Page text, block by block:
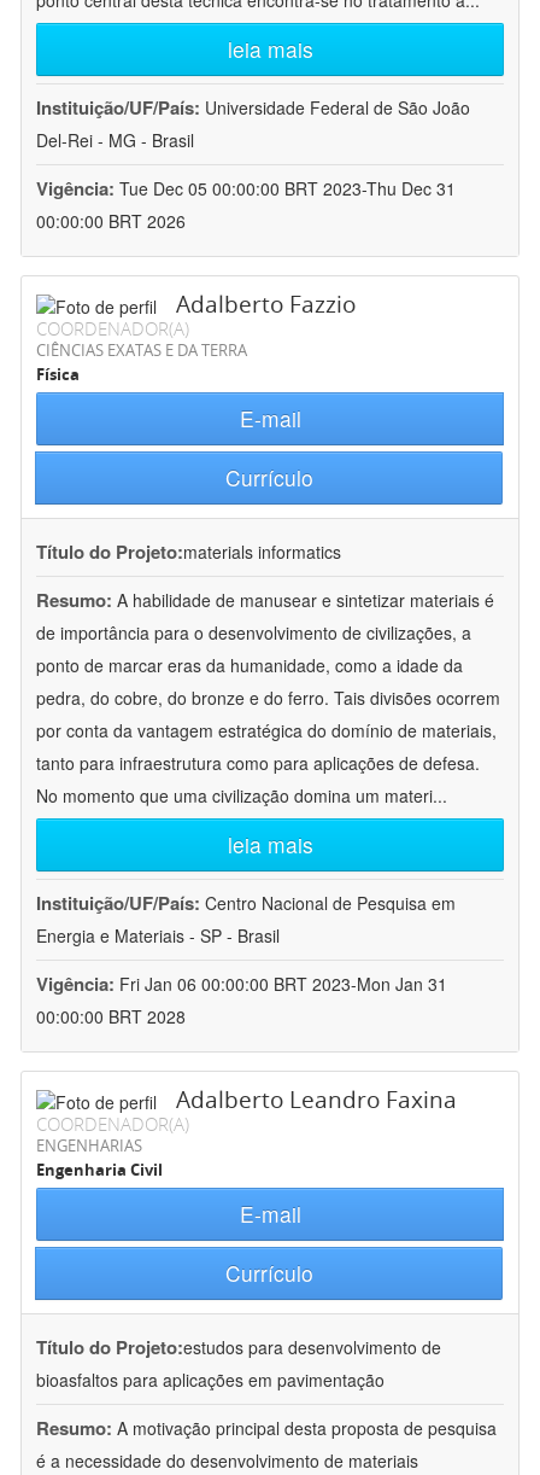
leia mais
Instituição/UF/País: Universidade Federal de São João
Del-Rei - MG - Brasil
Vigência: Tue Dec 05 00:00:00 BRT 2023-Thu Dec 31
00:00:00 BRT 2026
Adalberto Fazzio
COORDENADOR(A)
CIÊNCIAS EXATAS E DA TERRA
Física
E-mail
Currículo
Título do Projeto:materials informatics
Resumo: A habilidade de manusear e sintetizar materiais é
de importância para o desenvolvimento de civilizações, a
ponto de marcar eras da humanidade, como a idade da
pedra, do cobre, do bronze e do ferro. Tais divisões ocorrem
por conta da vantagem estratégica do domínio de materiais,
tanto para infraestrutura como para aplicações de defesa.
No momento que uma civilização domina um materi...
leia mais
Instituição/UF/País: Centro Nacional de Pesquisa em
Energia e Materiais - SP - Brasil
Vigência: Fri Jan 06 00:00:00 BRT 2023-Mon Jan 31
00:00:00 BRT 2028
Adalberto Leandro Faxina
COORDENADOR(A)
ENGENHARIAS
Engenharia Civil
E-mail
Currículo
Título do Projeto:estudos para desenvolvimento de
bioasfaltos para aplicações em pavimentação
Resumo: A motivação principal desta proposta de pesquisa
é a necessidade do desenvolvimento de materiais